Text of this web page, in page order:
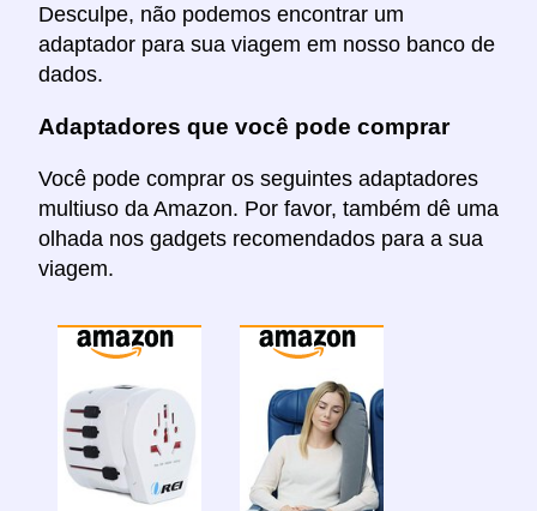
Desculpe, não podemos encontrar um
adaptador para sua viagem em nosso banco de
dados.
Adaptadores que você pode comprar
Você pode comprar os seguintes adaptadores
multiuso da Amazon. Por favor, também dê uma
olhada nos gadgets recomendados para a sua
viagem.